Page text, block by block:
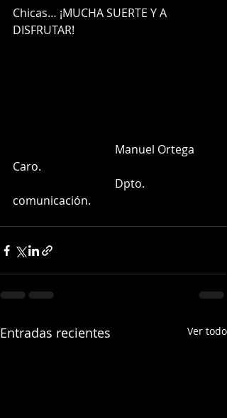
Chicas… ¡MUCHA SUERTE Y A
DISFRUTAR!
Manuel Ortega
Caro.
Dpto.
comunicación.
Entradas recientes Ver todo